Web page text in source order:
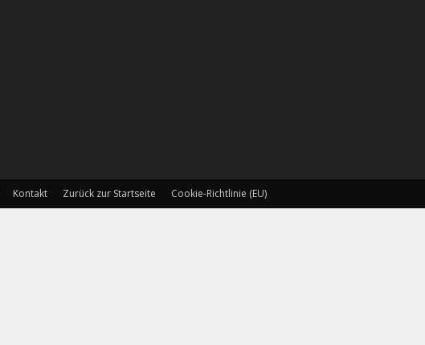
Kontakt Zurück zur Startseite Cookie-Richtlinie (EU)